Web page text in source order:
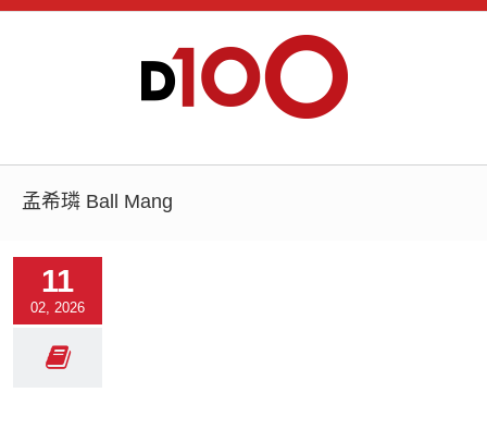
孟希璘 Ball Mang
11
02, 2026